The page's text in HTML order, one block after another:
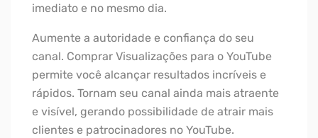
imediato e no mesmo dia.
Aumente a autoridade e confiança do seu
canal. Comprar Visualizações para o YouTube
permite você alcançar resultados incríveis e
rápidos. Tornam seu canal ainda mais atraente
e visível, gerando possibilidade de atrair mais
clientes e patrocinadores no YouTube.